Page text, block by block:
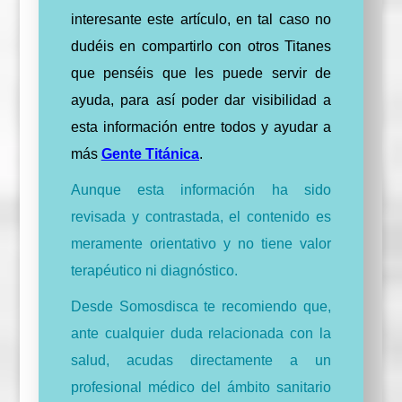
interesante este artículo, en tal caso no
dudéis en compartirlo con otros Titanes
que penséis que les puede servir de
ayuda, para así poder dar visibilidad a
esta información entre todos y ayudar a
más Gente Titánica.
Aunque esta información ha sido
revisada y contrastada, el contenido es
meramente orientativo y no tiene valor
terapéutico ni diagnóstico.
Desde Somosdisca te recomiendo que,
ante cualquier duda relacionada con la
salud, acudas directamente a un
profesional médico del ámbito sanitario